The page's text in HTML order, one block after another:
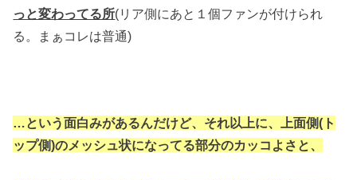
っと変わってる所(リア側にあと１個ファンが付けられ
る。まぁコレは普通)
…という面白みがあるんだけど、それ以上に、上面側(ト
ップ側)のメッシュ状になってる部分のカッコよさと、